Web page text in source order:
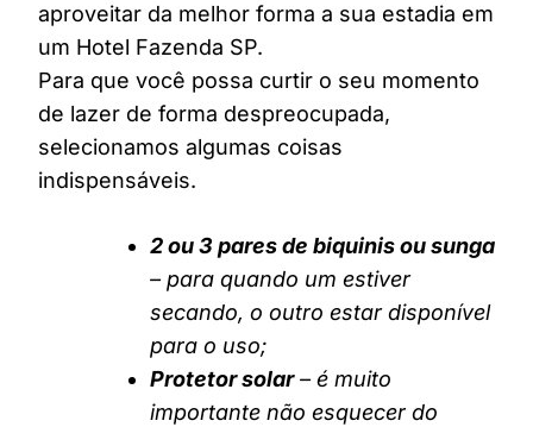
aproveitar da melhor forma a sua estadia em
um Hotel Fazenda SP.
Para que você possa curtir o seu momento
de lazer de forma despreocupada,
selecionamos algumas coisas
indispensáveis.
2 ou 3 pares de biquinis ou sunga
– para quando um estiver
secando, o outro estar disponível
para o uso;
Protetor solar– é muito
importante não esquecer do